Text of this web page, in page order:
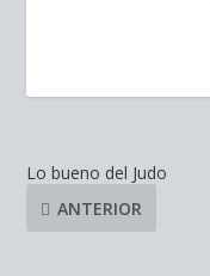
Lo bueno del Judo
ANTERIOR